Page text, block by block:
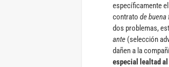
específicamente
contrato de buena
dos problemas,
ante (selección
dañen a la
especial lealtad al